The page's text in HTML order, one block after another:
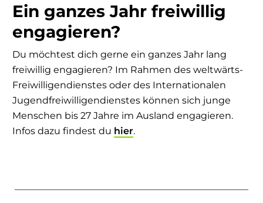
Ein ganzes Jahr freiwillig
engagieren?
Du möchtest dich gerne ein ganzes Jahr lang
freiwillig engagieren? Im Rahmen des weltwärts-
Freiwilligendienstes oder des Internationalen
Jugendfreiwilligendienstes können sich junge
Menschen bis 27 Jahre im Ausland engagieren.
Infos dazu findest du hier.